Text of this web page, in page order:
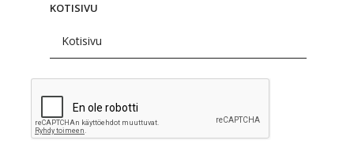
KOTISIVU